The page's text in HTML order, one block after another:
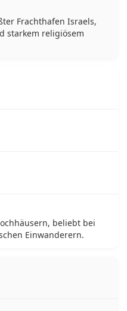
Frachthafen Israels,
starkem religiösem
beliebt bei
Einwanderern.